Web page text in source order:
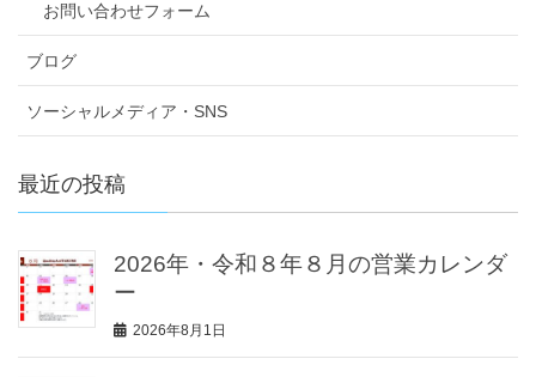
お問い合わせフォーム
ブログ
ソーシャルメディア・SNS
最近の投稿
2026年・令和８年８月の営業カレンダ
ー
2026年8月1日